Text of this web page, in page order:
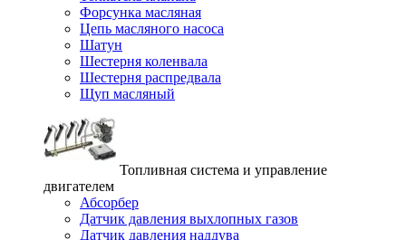
Форсунка масляная
Цепь масляного насоса
Шатун
Шестерня коленвала
Шестерня распредвала
Щуп масляный
Топливная система и управление
двигателем
Абсорбер
Датчик давления выхлопных газов
Датчик давления наддува